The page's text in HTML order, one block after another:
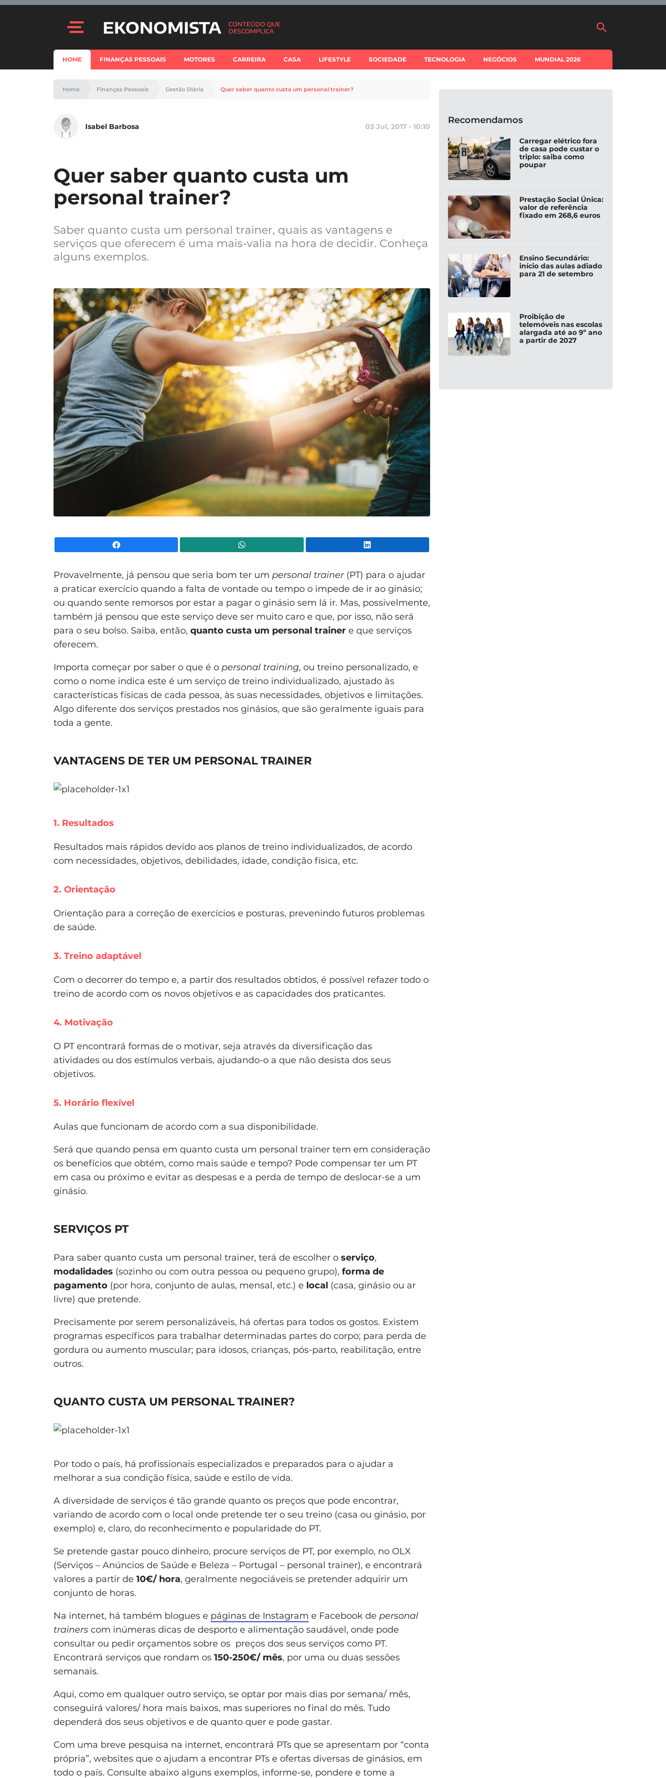
HOME FINANÇAS PESSOAIS MOTORES CARREIRA CASA LIFESTYLE SOCIEDADE TECNOLOGIA NEGÓCIOS MUNDIAL 2026
Home Finanças Pessoais Gestão Diária Quer saber quanto custa um personal trainer?
Isabel Barbosa 03 Jul, 2017 - 10:10
Quer saber quanto custa um
personal trainer?
Saber quanto custa um personal trainer, quais as vantagens e
serviços que oferecem é uma mais-valia na hora de decidir. Conheça
alguns exemplos.
Provavelmente, já pensou que seria bom ter um personal trainer(PT) para o ajudar
a praticar exercício quando a falta de vontade ou tempo o impede de ir ao ginásio;
ou quando sente remorsos por estar a pagar o ginásio sem lá ir. Mas, possivelmente,
também já pensou que este serviço deve ser muito caro e que, por isso, não será
para o seu bolso. Saiba, então, quanto custa um personal trainer e que serviços
oferecem.
Importa começar por saber o que é o personal training, ou treino personalizado, e
como o nome indica este é um serviço de treino individualizado, ajustado às
características físicas de cada pessoa, às suas necessidades, objetivos e limitações.
Algo diferente dos serviços prestados nos ginásios, que são geralmente iguais para
toda a gente.
VANTAGENS DE TER UM PERSONAL TRAINER
1. Resultados
Resultados mais rápidos devido aos planos de treino individualizados, de acordo
com necessidades, objetivos, debilidades, idade, condição física, etc.
2. Orientação
Orientação para a correção de exercícios e posturas, prevenindo futuros problemas
de saúde.
3. Treino adaptável
Com o decorrer do tempo e, a partir dos resultados obtidos, é possível refazer todo o
treino de acordo com os novos objetivos e as capacidades dos praticantes.
4. Motivação
O PT encontrará formas de o motivar, seja através da diversificação das
atividades ou dos estímulos verbais, ajudando-o a que não desista dos seus
objetivos.
5. Horário flexível
Aulas que funcionam de acordo com a sua disponibilidade.
Será que quando pensa em quanto custa um personal trainer tem em consideração
os benefícios que obtém, como mais saúde e tempo? Pode compensar ter um PT
em casa ou próximo e evitar as despesas e a perda de tempo de deslocar-se a um
ginásio.
SERVIÇOS PT
Para saber quanto custa um personal trainer, terá de escolher o serviço,
modalidades (sozinho ou com outra pessoa ou pequeno grupo), forma de
pagamento (por hora, conjunto de aulas, mensal, etc.) e local (casa, ginásio ou ar
livre) que pretende.
Precisamente por serem personalizáveis, há ofertas para todos os gostos. Existem
programas específicos para trabalhar determinadas partes do corpo; para perda de
gordura ou aumento muscular; para idosos, crianças, pós-parto, reabilitação, entre
outros.
QUANTO CUSTA UM PERSONAL TRAINER?
Por todo o país, há profissionais especializados e preparados para o ajudar a
melhorar a sua condição física, saúde e estilo de vida.
A diversidade de serviços é tão grande quanto os preços que pode encontrar,
variando de acordo com o local onde pretende ter o seu treino (casa ou ginásio, por
exemplo) e, claro, do reconhecimento e popularidade do PT.
Se pretende gastar pouco dinheiro, procure serviços de PT, por exemplo, no OLX
(Serviços – Anúncios de Saúde e Beleza – Portugal – personal trainer), e encontrará
valores a partir de 10€/ hora, geralmente negociáveis se pretender adquirir um
conjunto de horas.
Na internet, há também blogues e páginas de Instagram e Facebook de personal
trainers com inúmeras dicas de desporto e alimentação saudável, onde pode
consultar ou pedir orçamentos sobre os preços dos seus serviços como PT.
Encontrará serviços que rondam os 150-250€/ mês, por uma ou duas sessões
semanais.
Aqui, como em qualquer outro serviço, se optar por mais dias por semana/ mês,
conseguirá valores/ hora mais baixos, mas superiores no final do mês. Tudo
dependerá dos seus objetivos e de quanto quer e pode gastar.
Com uma breve pesquisa na internet, encontrará PTs que se apresentam por “conta
própria”, websites que o ajudam a encontrar PTs e ofertas diversas de ginásios, em
todo o país. Consulte abaixo alguns exemplos, informe-se, pondere e tome a
Recomendamos
Carregar elétrico fora
de casa pode custar o
triplo: saiba como
poupar
Prestação Social Única:
valor de referência
fixado em 268,6 euros
Ensino Secundário:
início das aulas adiado
para 21 de setembro
Proibição de
telemóveis nas escolas
alargada até ao 9º ano
a partir de 2027